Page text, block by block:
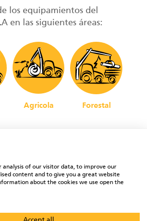
los equipamientos del
en las siguientes áreas:
Agricola Forestal
TERMS OF USE
analysis of our visitor data, to improve our
content and to give you a great website
about the cookies we use open the